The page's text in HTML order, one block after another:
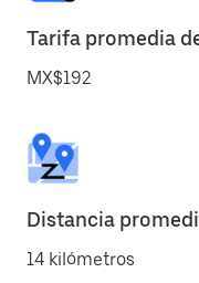
Tarifa promedia
MX$192
Distancia
14 kilómetros